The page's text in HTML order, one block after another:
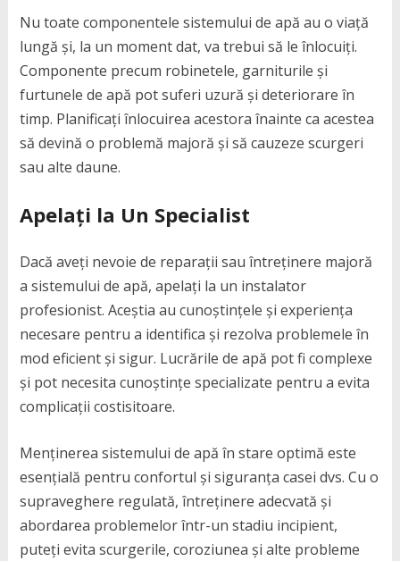
Nu toate componentele sistemului de apă au o viață
lungă și, la un moment dat, va trebui să le înlocuiți.
Componente precum robinetele, garniturile și
furtunele de apă pot suferi uzură și deteriorare în
timp. Planificați înlocuirea acestora înainte ca acestea
să devină o problemă majoră și să cauzeze scurgeri
sau alte daune.
Apelați la Un Specialist
Dacă aveți nevoie de reparații sau întreținere majoră
a sistemului de apă, apelați la un instalator
profesionist. Aceștia au cunoștințele și experiența
necesare pentru a identifica și rezolva problemele în
mod eficient și sigur. Lucrările de apă pot fi complexe
și pot necesita cunoștințe specializate pentru a evita
complicații costisitoare.
Menținerea sistemului de apă în stare optimă este
esențială pentru confortul și siguranța casei dvs. Cu o
supraveghere regulată, întreținere adecvată și
abordarea problemelor într-un stadiu incipient,
puteți evita scurgerile, coroziunea și alte probleme